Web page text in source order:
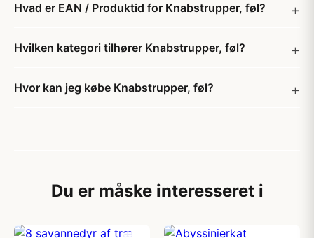
Hvad er EAN / Produktid for Knabstrupper, føl?
Hvilken kategori tilhører Knabstrupper, føl?
Hvor kan jeg købe Knabstrupper, føl?
Du er måske interesseret i